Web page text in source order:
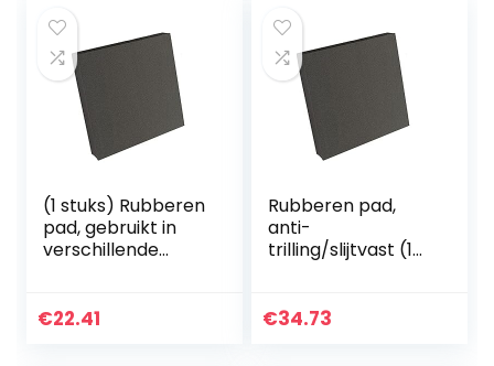
(1 stuks) Rubberen
pad, gebruikt in
verschillende
€22.41
Rubberen pad,
anti-
trilling/slijtvast (1
machines
€34.73